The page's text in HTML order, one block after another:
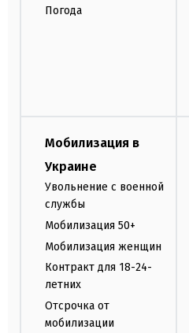
Погода
Мобилизация в
Украине
Увольнение с военной
службы
Мобилизация 50+
Мобилизация женщин
Контракт для 18-24-
летних
Отсрочка от
мобилизации